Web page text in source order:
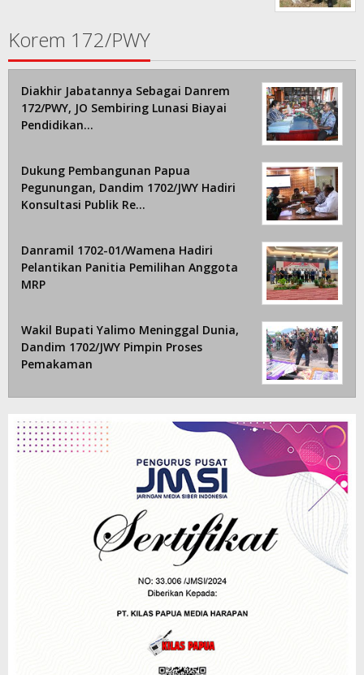
Korem 172/PWY
Diakhir Jabatannya Sebagai Danrem
172/PWY, JO Sembiring Lunasi Biayai
Pendidikan…
Dukung Pembangunan Papua
Pegunungan, Dandim 1702/JWY Hadiri
Konsultasi Publik Re…
Danramil 1702-01/Wamena Hadiri
Pelantikan Panitia Pemilihan Anggota
MRP
Wakil Bupati Yalimo Meninggal Dunia,
Dandim 1702/JWY Pimpin Proses
Pemakaman